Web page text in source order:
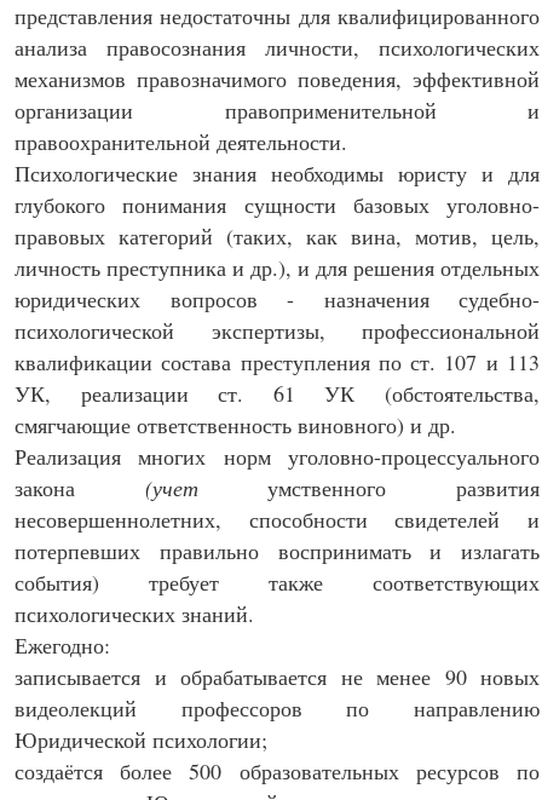
представления недостаточны для квалифицированного
анализа правосознания личности, психологических
механизмов правозначимого поведения, эффективной
организации правоприменительной и
правоохранительной деятельности.
Психологические знания необходимы юристу и для
глубокого понимания сущности базовых уголовно-
правовых категорий (таких, как вина, мотив, цель,
личность преступника и др.), и для решения отдельных
юридических вопросов - назначения судебно-
психологической экспертизы, профессиональной
квалификации состава преступления по ст. 107 и 113
УК, реализации ст. 61 УК (обстоятельства,
смягчающие ответственность виновного) и др.
Реализация многих норм уголовно-процессуального
закона (учет умственного развития
несовершеннолетних, способности свидетелей и
потерпевших правильно воспринимать и излагать
события) требует также соответствующих
психологических знаний.
Ежегодно:
записывается и обрабатывается не менее 90 новых
видеолекций профессоров по направлению
Юридической психологии;
создаётся более 500 образовательных ресурсов по